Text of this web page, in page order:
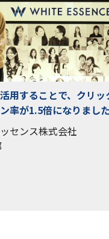
用することで、クリッ
率が1.5倍になりました
センス株式会社